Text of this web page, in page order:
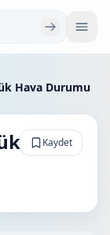
Hava Durumu
Kaydet